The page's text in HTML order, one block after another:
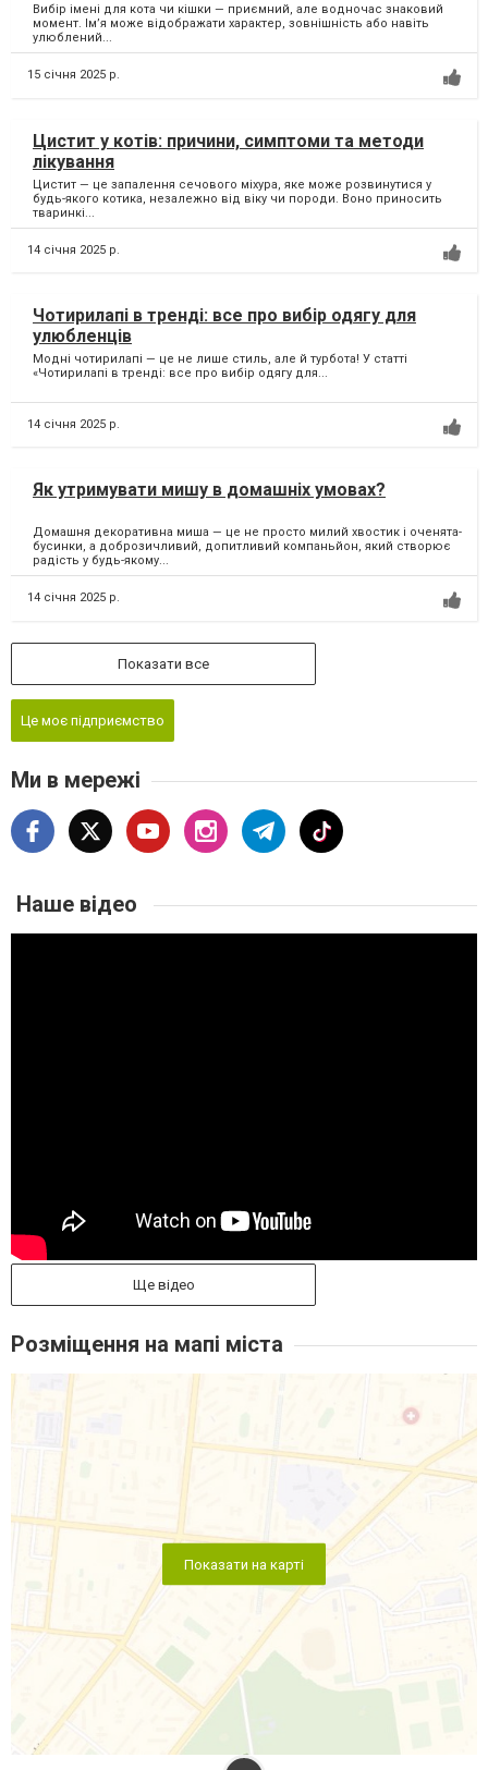
Вибір імені для кота чи кішки — приємний, але водночас знаковий
момент. Ім’я може відображати характер, зовнішність або навіть
улюблений...
15 січня 2025 р.
Цистит у котів: причини, симптоми та методи
лікування
Цистит — це запалення сечового міхура, яке може розвинутися у
будь-якого котика, незалежно від віку чи породи. Воно приносить
тваринкі...
14 січня 2025 р.
Чотирилапі в тренді: все про вибір одягу для
улюбленців
Модні чотирилапі — це не лише стиль, але й турбота! У статті
«Чотирилапі в тренді: все про вибір одягу для...
14 січня 2025 р.
Як утримувати мишу в домашніх умовах?
Домашня декоративна миша — це не просто милий хвостик і оченята-
бусинки, а доброзичливий, допитливий компаньйон, який створює
радість у будь-якому...
14 січня 2025 р.
Показати все
Це моє підприємство
Ми в мережі
Наше відео
Ще відео
Розміщення на мапі міста
Показати на карті